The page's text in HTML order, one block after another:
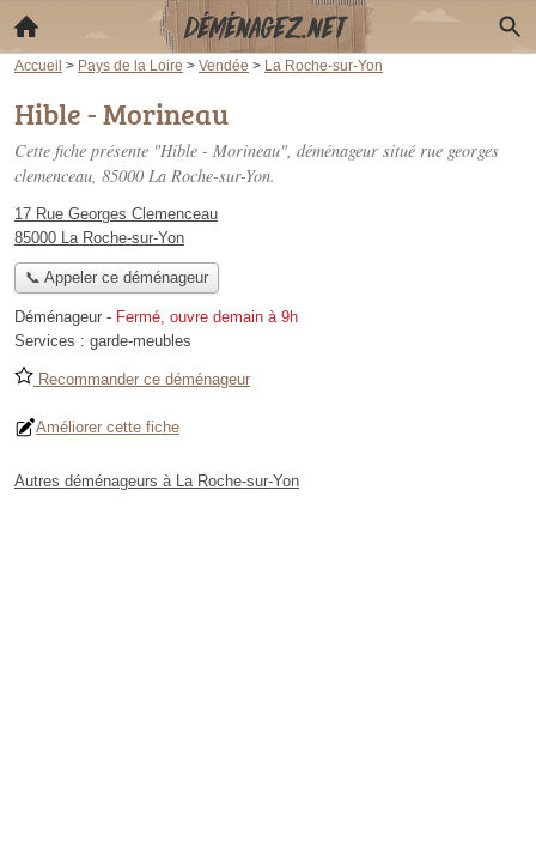
Accueil > Pays de la Loire > Vendée > La Roche-sur-Yon
Hible - Morineau
Cette fiche présente "Hible - Morineau", déménageur situé rue georges
clemenceau, 85000 La Roche-sur-Yon.
17 Rue Georges Clemenceau
85000 La Roche-sur-Yon
📞 Appeler ce déménageur
Déménageur - Fermé, ouvre demain à 9h
Services : garde-meubles
Recommander ce déménageur
Améliorer cette fiche
Autres déménageurs à La Roche-sur-Yon